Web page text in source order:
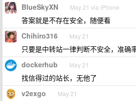
BlueSkyXN May 21 via iPhone
答案就是不存在安全，随便看
Chihiro316 May 21
只要是中转站一律判断不安全，准确
dockerhub May 21
找信得过的站长，无他了
v2exgo May 21